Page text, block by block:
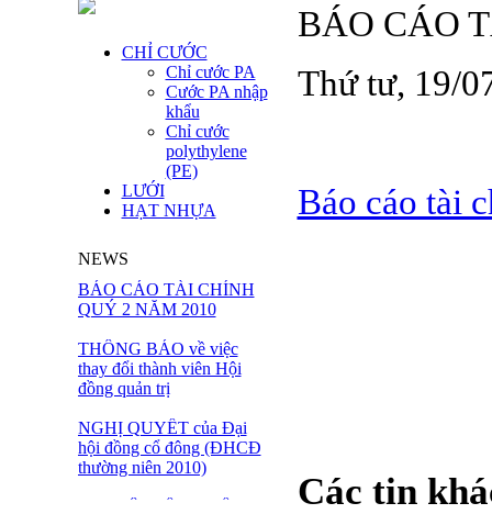
CHỈ CƯỚC
Chỉ cước PA
Cước PA nhập
khẩu
Chỉ cước
polythylene
(PE)
LƯỚI
HẠT NHỰA
NEWS
BÁO CÁO TÀI CHÍNH
QUÝ 2 NĂM 2010
THÔNG BÁO về việc
thay đổi thành viên Hội
đồng quản trị
NGHỊ QUYẾT của Đại
hội đồng cổ đông (ĐHCĐ
thường niên 2010)
BÁO CÁO
Thứ tư, 19/
Báo cáo tài
Các tin